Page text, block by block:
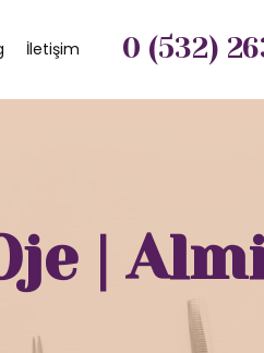
0 (532)
İletişim
|